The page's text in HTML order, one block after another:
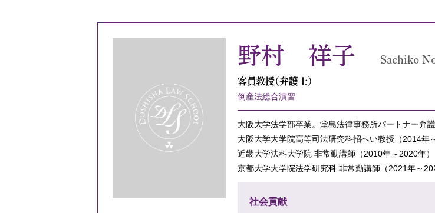
野村 祥子 Sachiko
客員教授（弁護士）
倒産法総合演習
大阪大学法学部卒業。堂島法律事務所パートナー弁護
大阪大学大学院高等司法研究科招へい教授（2014年～
近畿大学法科大学院 非常勤講師（2010年～2020年）
京都大学大学院法学研究科 非常勤講師（2021年～
社会貢献